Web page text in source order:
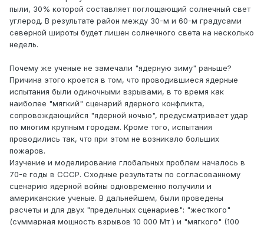
пыли, 30% которой составляет поглощающий солнечный свет
углерод. В результате район между 30-м и 60-м градусами
северной широты будет лишен солнечного света на несколько
недель.
Почему же ученые не замечали "ядерную зиму" раньше?
Причина этого кроется в том, что проводившиеся ядерные
испытания были одиночными взрывами, в то время как
наиболее "мягкий" сценарий ядерного конфликта,
сопровождающийся "ядерной ночью", предусматривает удар
по многим крупным городам. Кроме того, испытания
проводились так, что при этом не возникало больших
пожаров.
Изучение и моделирование глобальных проблем началось в
70-е годы в СССР. Сходные результаты по согласованному
сценарию ядерной войны одновременно получили и
американские ученые. В дальнейшем, были проведены
расчеты и для двух "предельных сценариев": "жесткого"
(суммарная мощность взрывов 10 000 Мт ) и "мягкого" (100